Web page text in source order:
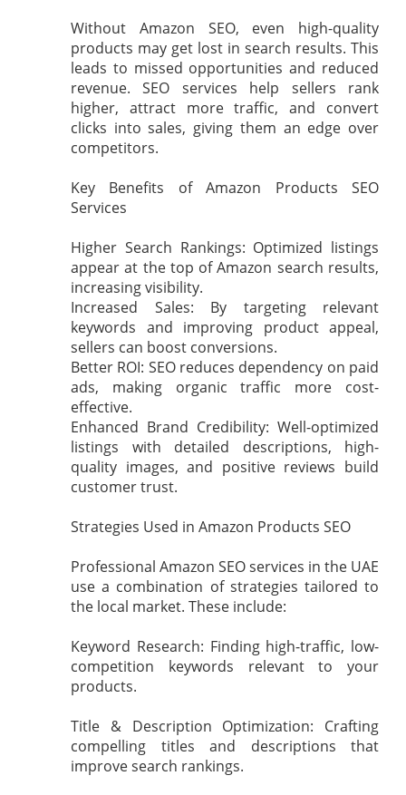
Without Amazon SEO, even high-quality
products may get lost in search results. This
leads to missed opportunities and reduced
revenue. SEO services help sellers rank
higher, attract more traffic, and convert
clicks into sales, giving them an edge over
competitors.
Key Benefits of Amazon Products SEO
Services
Higher Search Rankings: Optimized listings
appear at the top of Amazon search results,
increasing visibility.
Increased Sales: By targeting relevant
keywords and improving product appeal,
sellers can boost conversions.
Better ROI: SEO reduces dependency on paid
ads, making organic traffic more cost-
effective.
Enhanced Brand Credibility: Well-optimized
listings with detailed descriptions, high-
quality images, and positive reviews build
customer trust.
Strategies Used in Amazon Products SEO
Professional Amazon SEO services in the UAE
use a combination of strategies tailored to
the local market. These include:
Keyword Research: Finding high-traffic, low-
competition keywords relevant to your
products.
Title & Description Optimization: Crafting
compelling titles and descriptions that
improve search rankings.